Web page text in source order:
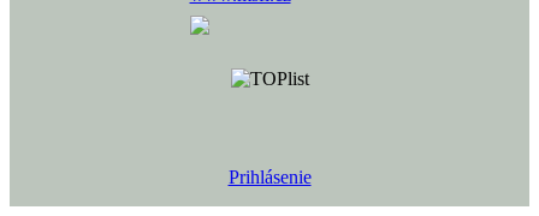
Prihlásenie